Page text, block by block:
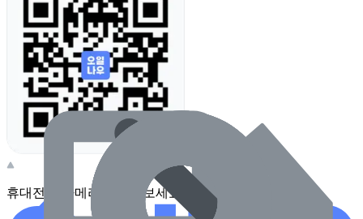
휴대전화 카메라로 찍어보세요